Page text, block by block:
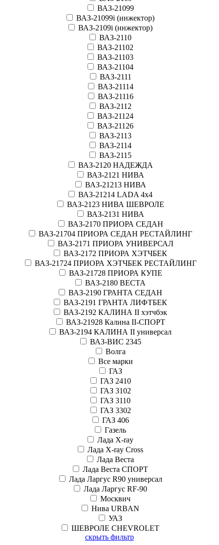
ВАЗ-21099
ВАЗ-21099i (инжектор)
ВАЗ-2109i (инжектор)
ВАЗ-2110
ВАЗ-21102
ВАЗ-21103
ВАЗ-21104
ВАЗ-2111
ВАЗ-21114
ВАЗ-21116
ВАЗ-2112
ВАЗ-21124
ВАЗ-21126
ВАЗ-2113
ВАЗ-2114
ВАЗ-2115
ВАЗ-2120 НАДЕЖДА
ВАЗ-2121 НИВА
ВАЗ-21213 НИВА
ВАЗ-21214 LADA 4х4
ВАЗ-2123 НИВА ШЕВРОЛЕ
ВАЗ-2131 НИВА
ВАЗ-2170 ПРИОРА СЕДАН
ВАЗ-21704 ПРИОРА СЕДАН РЕСТАЙЛИНГ
ВАЗ-2171 ПРИОРА УНИВЕРСАЛ
ВАЗ-2172 ПРИОРА ХЭТЧБЕК
ВАЗ-21724 ПРИОРА ХЭТЧБЕК РЕСТАЙЛИНГ
ВАЗ-21728 ПРИОРА КУПЕ
ВАЗ-2180 ВЕСТА
ВАЗ-2190 ГРАНТА СЕДАН
ВАЗ-2191 ГРАНТА ЛИФТБЕК
ВАЗ-2192 КАЛИНА II хэтчбэк
ВАЗ-21928 Калина II-СПОРТ
ВАЗ-2194 КАЛИНА II универсал
ВАЗ-ВИС 2345
Волга
Все марки
ГАЗ
ГАЗ 2410
ГАЗ 3102
ГАЗ 3110
ГАЗ 3302
ГАЗ 406
Газель
Лада X-ray
Лада X-ray Cross
Лада Веста
Лада Веста СПОРТ
Лада Ларгус R90 универсал
Лада Ларгус RF-90
Москвич
Нива URBAN
УАЗ
ШЕВРОЛЕ CHEVROLET
скрыть фильтр